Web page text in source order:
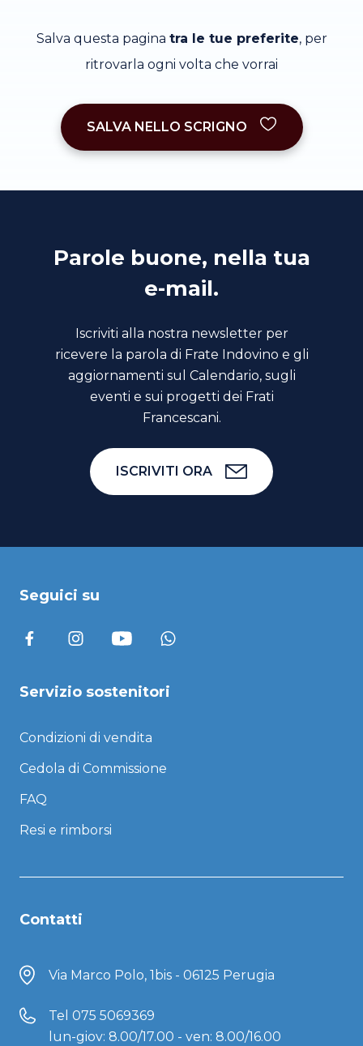
Salva questa pagina tra le tue preferite, per
ritrovarla ogni volta che vorrai
SALVA NELLO SCRIGNO
Parole buone, nella tua
e-mail.
Iscriviti alla nostra newsletter per
ricevere la parola di Frate Indovino e gli
aggiornamenti sul Calendario, sugli
eventi e sui progetti dei Frati
Francescani.
ISCRIVITI ORA
Seguici su
Servizio sostenitori
Condizioni di vendita
Cedola di Commissione
FAQ
Resi e rimborsi
Contatti
Via Marco Polo, 1bis - 06125 Perugia
Tel 075 5069369
lun-giov: 8.00/17.00 - ven: 8.00/16.00